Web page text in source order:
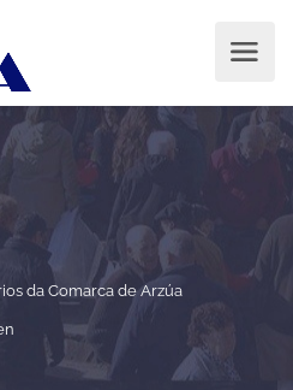
da Comarca de Arzúa